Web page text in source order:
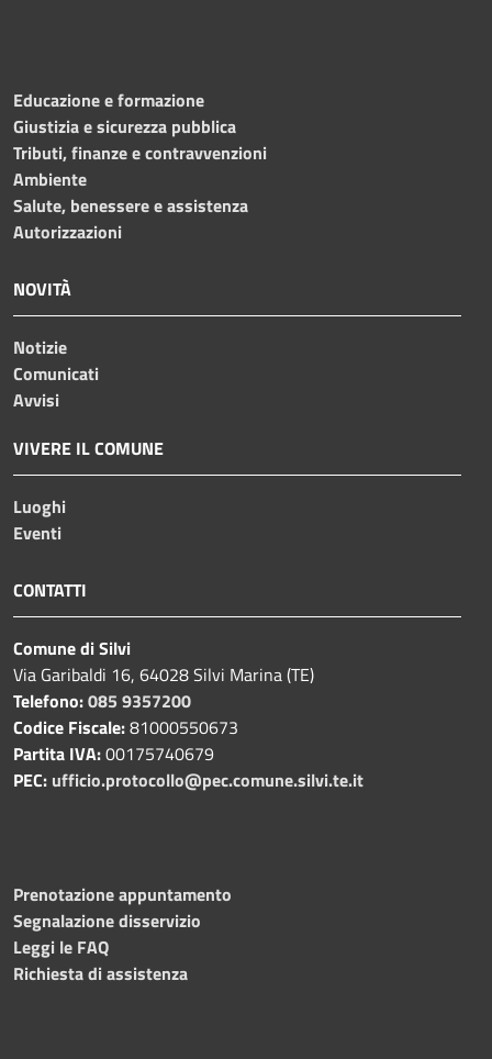
Educazione e formazione
Giustizia e sicurezza pubblica
Tributi, finanze e contravvenzioni
Ambiente
Salute, benessere e assistenza
Autorizzazioni
NOVITÀ
Notizie
Comunicati
Avvisi
VIVERE IL COMUNE
Luoghi
Eventi
CONTATTI
Comune di Silvi
Via Garibaldi 16, 64028 Silvi Marina (TE)
Telefono:085 9357200
Codice Fiscale:81000550673
Partita IVA:00175740679
PEC: ufficio.protocollo@pec.comune.silvi.te.it
Prenotazione appuntamento
Segnalazione disservizio
Leggi le FAQ
Richiesta di assistenza